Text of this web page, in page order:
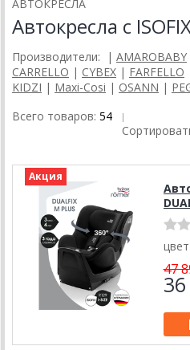
АВТОКРЕСЛА
Автокресла с
Производители: | AMAROBABY
CARRELLO | CYBEX | FARFELLO
KIDZI | Maxi-Cosi | OSANN |
Всего товаров: 54 |
Акция
47